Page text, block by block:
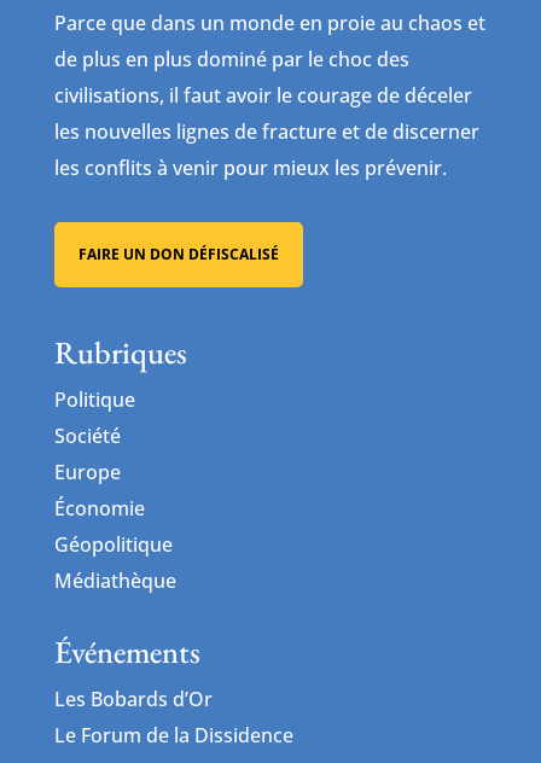
Parce que dans un monde en proie au chaos et
de plus en plus dominé par le choc des
civilisations, il faut avoir le courage de déceler
les nouvelles lignes de fracture et de discerner
les conflits à venir pour mieux les prévenir.
FAIRE UN DON DÉFISCALISÉ
Rubriques
Politique
Société
Europe
Économie
Géopolitique
Médiathèque
Événements
Les Bobards d’Or
Le Forum de la Dissidence